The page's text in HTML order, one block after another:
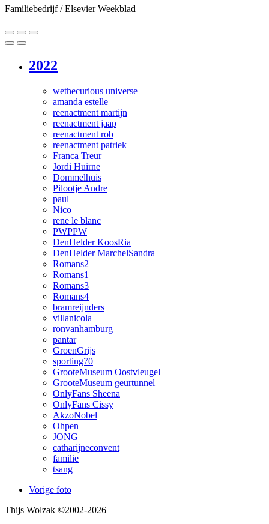
Familiebedrijf / Elsevier Weekblad
2022
wethecurious universe
amanda estelle
reenactment martijn
reenactment jaap
reenactment rob
reenactment patriek
Franca Treur
Jordi Huirne
Dommelhuis
Pilootje Andre
paul
Nico
rene le blanc
PWPPW
DenHelder KoosRia
DenHelder MarchelSandra
Romans2
Romans1
Romans3
Romans4
bramreijnders
villanicola
ronvanhamburg
pantar
GroenGrijs
sporting70
GrooteMuseum Oostvleugel
GrooteMuseum geurtunnel
OnlyFans Sheena
OnlyFans Cissy
AkzoNobel
Ohpen
JONG
catharijneconvent
familie
tsang
Vorige foto
Thijs Wolzak ©2002-2026